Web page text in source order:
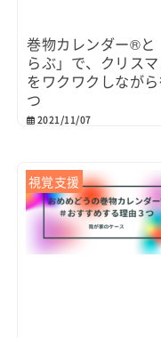
巻物カレンダー®と
らぶ」で、クリス
をワクワクしなが
つ
2021/11/07
視覚支援